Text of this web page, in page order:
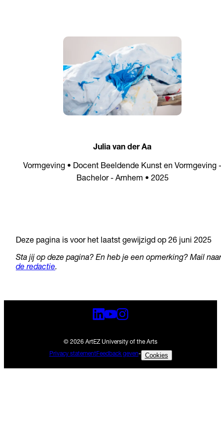
Julia van der Aa
Vormgeving • Docent Beeldende Kunst en Vormgeving -
Bachelor - Arnhem • 2025
Deze pagina is voor het laatst gewijzigd op 26 juni 2025
Sta jij op deze pagina? En heb je een opmerking? Mail naar
de redactie.
© 2026 ArtEZ University of the Arts
Privacy statementFeedback geven- Cookies